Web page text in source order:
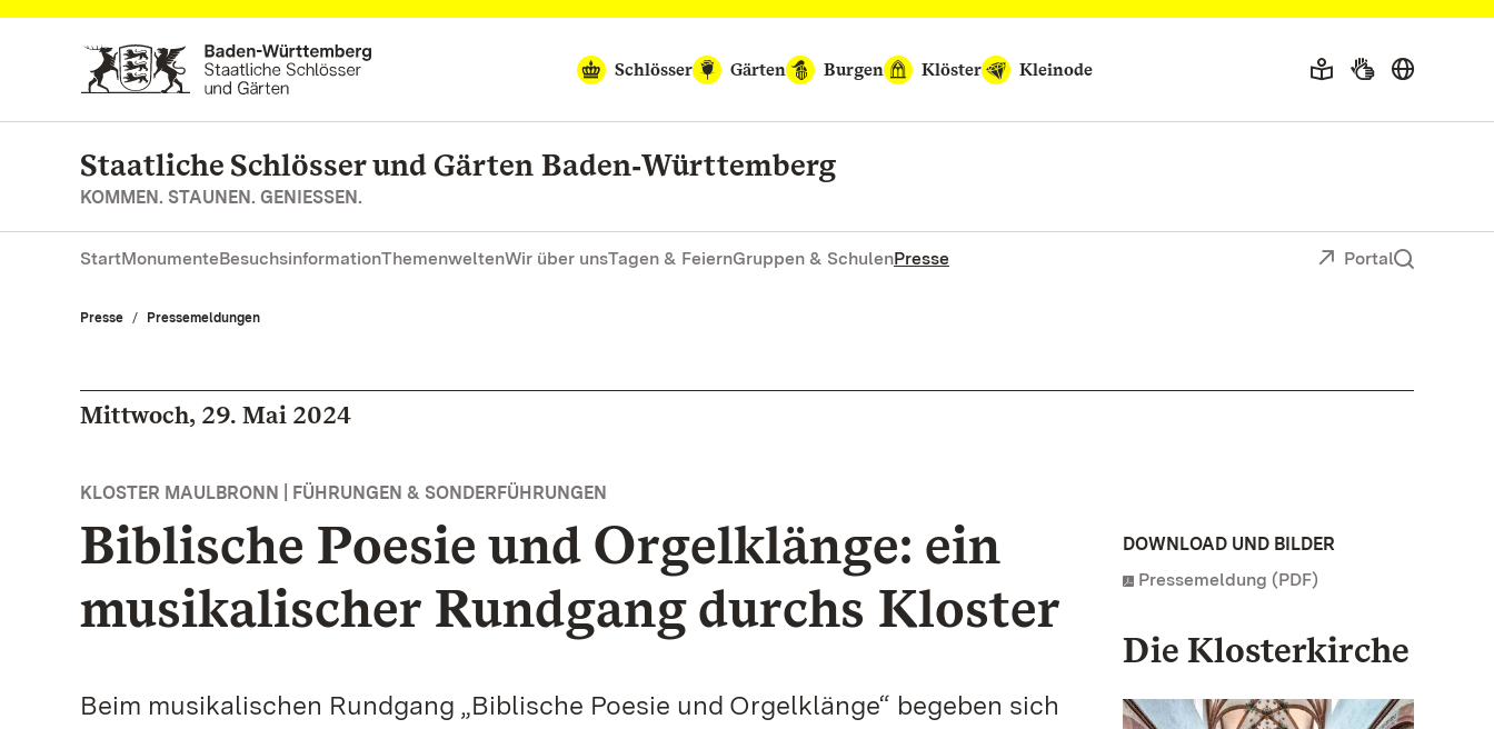
Zum Hauptinhalt springen
Schlösser
Gärten Burgen Klöster Kleinode
Staatliche Schlösser und Gärten Baden‑Württemberg
KOMMEN. STAUNEN. GENIESSEN.
StartMonumenteBesuchsinformationThemenweltenWir über unsTagen & FeiernGruppen & SchulenPresse Portal
Presse Pressemeldungen
Mittwoch, 29. Mai 2024
KLOSTER MAULBRONN | FÜHRUNGEN & SONDERFÜHRUNGEN
Biblische Poesie und Orgelklänge: ein
musikalischer Rundgang durchs Kloster
Beim musikalischen Rundgang „Biblische Poesie und Orgelklänge“ begeben sich
DOWNLOAD UND BILDER
Pressemeldung (PDF)
Die Klosterkirche